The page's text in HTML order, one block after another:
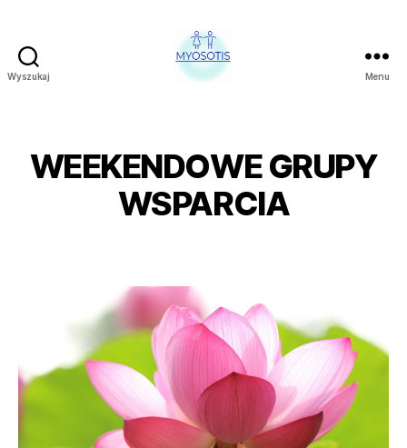
Wyszukaj
CZŁOWIEKA
W
POLSCE
MYOSOTIS
Menu
WEEKENDOWE GRUPY
WSPARCIA